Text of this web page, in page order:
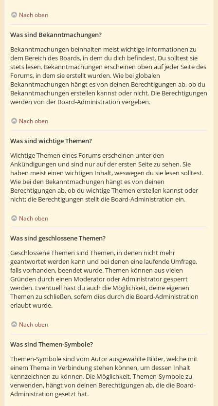
Nach oben
Was sind Bekanntmachungen?
Bekanntmachungen beinhalten meist wichtige Informationen zu
dem Bereich des Boards, in dem du dich befindest. Du solltest sie
stets lesen. Bekanntmachungen erscheinen oben auf jeder Seite des
Forums, in dem sie erstellt wurden. Wie bei globalen
Bekanntmachungen hängt es von deinen Berechtigungen ab, ob du
Bekanntmachungen erstellen kannst oder nicht. Die Berechtigungen
werden von der Board-Administration vergeben.
Nach oben
Was sind wichtige Themen?
Wichtige Themen eines Forums erscheinen unter den
Ankündigungen und sind nur auf der ersten Seite zu sehen. Sie
haben meist einen wichtigen Inhalt, weswegen du sie lesen solltest.
Wie bei den Bekanntmachungen hängt es von deinen
Berechtigungen ab, ob du wichtige Themen erstellen kannst oder
nicht; die Berechtigungen stellt die Board-Administration ein.
Nach oben
Was sind geschlossene Themen?
Geschlossene Themen sind Themen, in denen nicht mehr
geantwortet werden kann und bei denen eine laufende Umfrage,
falls vorhanden, beendet wurde. Themen können aus vielen
Gründen durch einen Moderator oder Administrator gesperrt
werden. Eventuell hast du auch die Möglichkeit, deine eigenen
Themen zu schließen, sofern dies durch die Board-Administration
erlaubt wurde.
Nach oben
Was sind Themen-Symbole?
Themen-Symbole sind vom Autor ausgewählte Bilder, welche mit
einem Thema in Verbindung stehen können, um dessen Inhalt
kennzeichnen zu können. Die Möglichkeit, Themen-Symbole zu
verwenden, hängt von deinen Berechtigungen ab, die die Board-
Administration gesetzt hat.